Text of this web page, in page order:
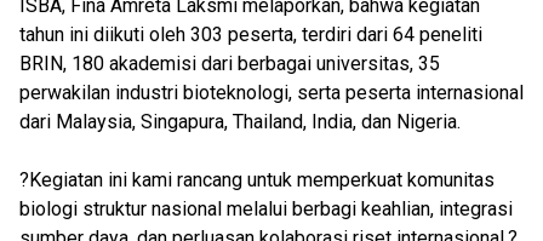
ISBA, Fina Amreta Laksmi melaporkan, bahwa kegiatan
tahun ini diikuti oleh 303 peserta, terdiri dari 64 peneliti
BRIN, 180 akademisi dari berbagai universitas, 35
perwakilan industri bioteknologi, serta peserta internasional
dari Malaysia, Singapura, Thailand, India, dan Nigeria.
?Kegiatan ini kami rancang untuk memperkuat komunitas
biologi struktur nasional melalui berbagi keahlian, integrasi